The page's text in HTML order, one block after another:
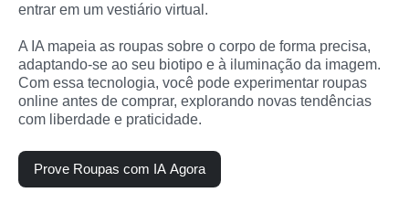
entrar em um vestiário virtual.
A IA mapeia as roupas sobre o corpo de forma precisa,
adaptando-se ao seu biotipo e à iluminação da imagem.
Com essa tecnologia, você pode experimentar roupas
online antes de comprar, explorando novas tendências
com liberdade e praticidade.
Prove Roupas com IA Agora